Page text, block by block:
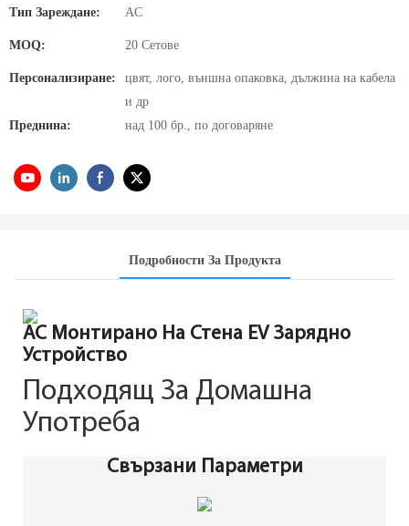
Тип Зареждане: AC
MOQ: 20 Сетове
Персонализиране:
цвят, лого, външна опаковка, дължина на кабела
и др
Преднина:
над 100 бр., по договаряне
Подробности За Продукта
AC Монтирано На Стена EV Зарядно
Устройство
Подходящ За Домашна
Употреба
Свързани Параметри